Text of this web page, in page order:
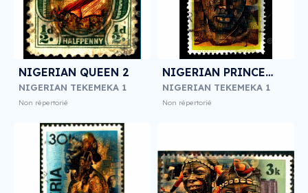
NIGERIAN QUEEN 2
NIGERIAN TEKEMEKA 1
Non répertorié
NIGERIAN PRINCESS 2
NIGERIAN TEKEMEKA 1
Non répertorié